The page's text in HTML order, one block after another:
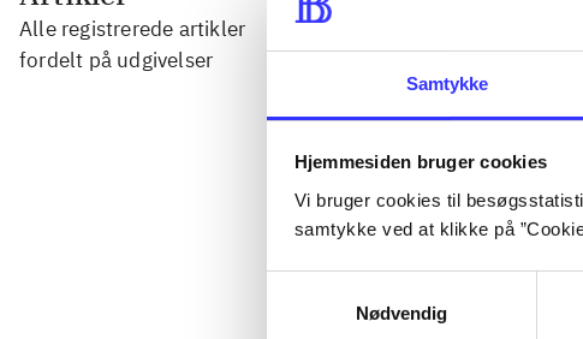
Samtykke
Hjemmesiden bruger cookies
Vi bruger cookies til
samtykke ved at klikke på
Nødvendig
Alle registrerede artikler
fordelt på udgivelser
...
...